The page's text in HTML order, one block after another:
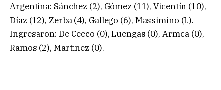
Argentina: Sánchez (2), Gómez (11), Vicentín (10),
Díaz (12), Zerba (4), Gallego (6), Massimino (L).
Ingresaron: De Cecco (0), Luengas (0), Armoa (0),
Ramos (2), Martinez (0).